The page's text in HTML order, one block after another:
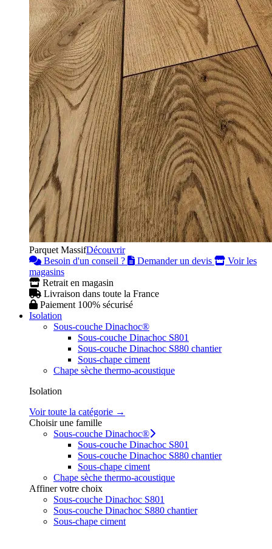
Parquet MassifDécouvrir
Besoin d'un conseil ?
Demander un devis
Voir les
magasins
Retrait en magasin
Livraison dans toute la France
Paiement 100% sécurisé
Isolation
Sous-couche Dinachoc®
Sous-couche Dinachoc S801
Sous-couche Dinachoc S880 chantier
Sous-chape ciment
Chape sèche thermo-acoustique
Isolation
Voir toute la catégorie →
Choisir une famille
Sous-couche Dinachoc®
Sous-couche Dinachoc S801
Sous-couche Dinachoc S880 chantier
Sous-chape ciment
Chape sèche thermo-acoustique
Affiner votre choix
Sous-couche Dinachoc S801
Sous-couche Dinachoc S880 chantier
Sous-chape ciment